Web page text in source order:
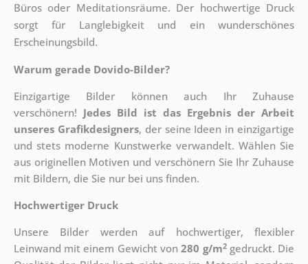
Büros oder Meditationsräume. Der hochwertige Druck
sorgt für Langlebigkeit und ein wunderschönes
Erscheinungsbild.
Warum gerade Dovido-Bilder?
Einzigartige Bilder können auch Ihr Zuhause
verschönern! Jedes Bild ist das Ergebnis der Arbeit
unseres Grafikdesigners, der seine Ideen in einzigartige
und stets moderne Kunstwerke verwandelt. Wählen Sie
aus originellen Motiven und verschönern Sie Ihr Zuhause
mit Bildern, die Sie nur bei uns finden.
Hochwertiger Druck
Unsere Bilder werden auf hochwertiger, flexibler
Leinwand mit einem Gewicht von280 g/m2gedruckt. Die